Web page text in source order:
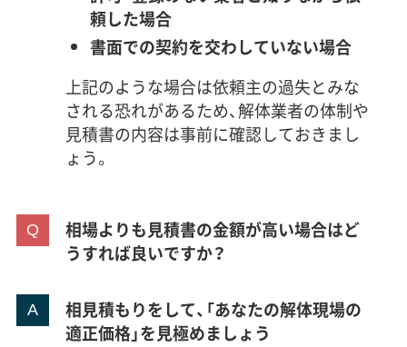
頼した場合
書面での契約を交わしていない場合
上記のような場合は依頼主の過失とみな
される恐れがあるため、解体業者の体制や
見積書の内容は事前に確認しておきまし
ょう。
相場よりも見積書の金額が高い場合はど
うすれば良いですか？
相見積もりをして、「あなたの解体現場の
適正価格」を見極めましょう